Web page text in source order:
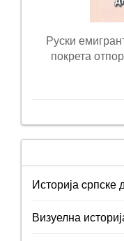
Руски
покрета
Историја cрпске
Визуелна